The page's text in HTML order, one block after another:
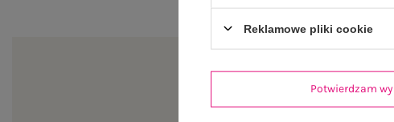
Reklamowe pliki cookie
Potwierdzam